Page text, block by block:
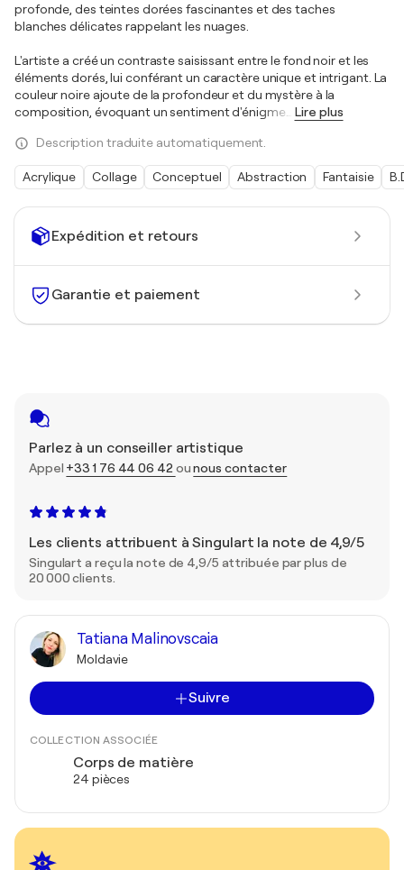
Expédition et retours
Garantie et paiement
Parlez à un conseiller artistique
Appel +33 1 76 44 06 42ounous contacter
Les clients attribuent à Singulart la note de 4,9/5
Singulart a reçu la note de 4,9/5 attribuée par plus de
20 000 clients.
Tatiana Malinovscaia
Moldavie
Suivre
COLLECTION ASSOCIÉE
Corps de matière
24 pièces
profonde, des teintes dorées fascinantes et des taches
blanches délicates rappelant les nuages.
L'artiste a créé un contraste saisissant entre le fond noir et les
éléments dorés, lui conférant un caractère unique et intrigant. La
couleur noire ajoute de la profondeur et du mystère à la
composition, évoquant un sentiment d'énigme… Lire plus
Description traduite automatiquement.
Acrylique Collage Conceptuel Abstraction Fantaisie